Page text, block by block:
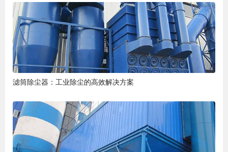
滤筒除尘器：工业除尘的高效解决方案